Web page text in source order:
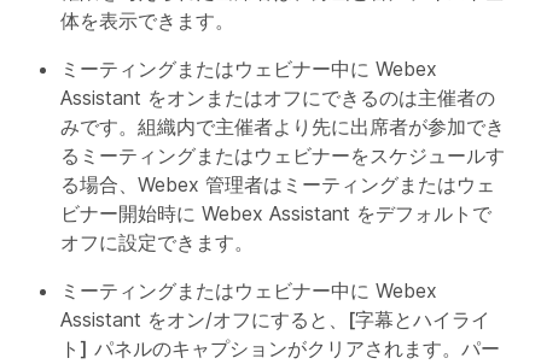
体を表示できます。
ミーティングまたはウェビナー中に Webex
Assistant をオンまたはオフにできるのは主催者の
みです。組織内で主催者より先に出席者が参加でき
るミーティングまたはウェビナーをスケジュールす
る場合、Webex 管理者はミーティングまたはウェ
ビナー開始時に Webex Assistant をデフォルトで
オフに設定できます。
ミーティングまたはウェビナー中に Webex
Assistant をオン/オフにすると、 [字幕とハイライ
ト] パネルのキャプションがクリアされます。パー